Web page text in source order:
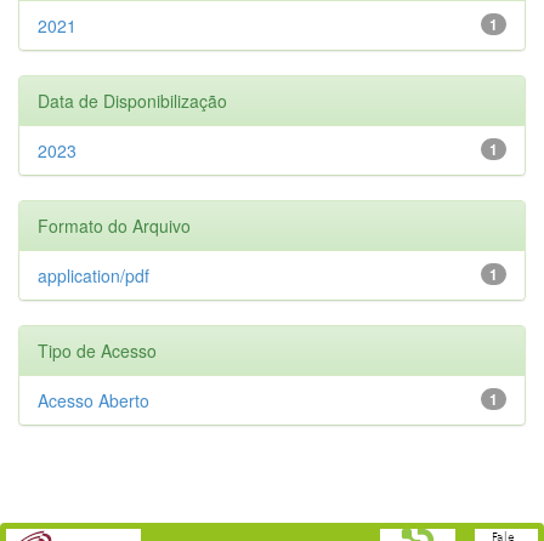
1
2021
Data de Disponibilização
1
2023
Formato do Arquivo
1
application/pdf
Tipo de Acesso
1
Acesso Aberto